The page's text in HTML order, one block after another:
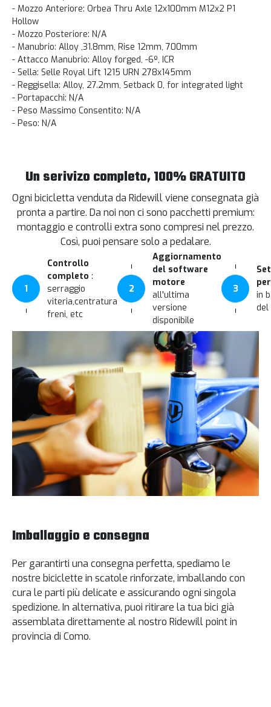
- Mozzo Anteriore: Orbea Thru Axle 12x100mm M12x2 P1
Hollow
- Mozzo Posteriore: N/A
- Manubrio: Alloy ,31.8mm, Rise 12mm, 700mm
- Attacco Manubrio: Alloy forged, -6º, ICR
- Sella: Selle Royal Lift 1215 URN 278x145mm
- Reggisella: Alloy, 27.2mm, Setback 0, for integrated light
- Portapacchi: N/A
- Peso Massimo Consentito: N/A
- Peso: N/A
Un serivizo completo, 100% GRATUITO
Ogni bicicletta venduta da Ridewill viene consegnata già
pronta a partire. Da noi non ci sono pacchetti premium:
montaggio e controlli extra sono compresi nel prezzo.
Così, puoi pensare solo a pedalare.
1
Controllo
completo :
serraggio
viteria,centratura
freni, etc
2
Aggiornamento
del software
motore
all'ultima
versione
disponibile
3
in
del
Imballaggio e consegna
Per garantirti una consegna perfetta, spediamo le
nostre biciclette in scatole rinforzate, imballando con
cura le parti più delicate e assicurando ogni singola
spedizione. In alternativa, puoi ritirare la tua bici già
assemblata direttamente al nostro Ridewill point in
provincia di Como.